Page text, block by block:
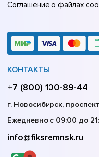
Соглашение о файлах
КОНТАКТЫ
+7 (800) 100-89-44
г. Новосибирск,
Ежедневно с 09:00 до
info@fiksremnsk.ru